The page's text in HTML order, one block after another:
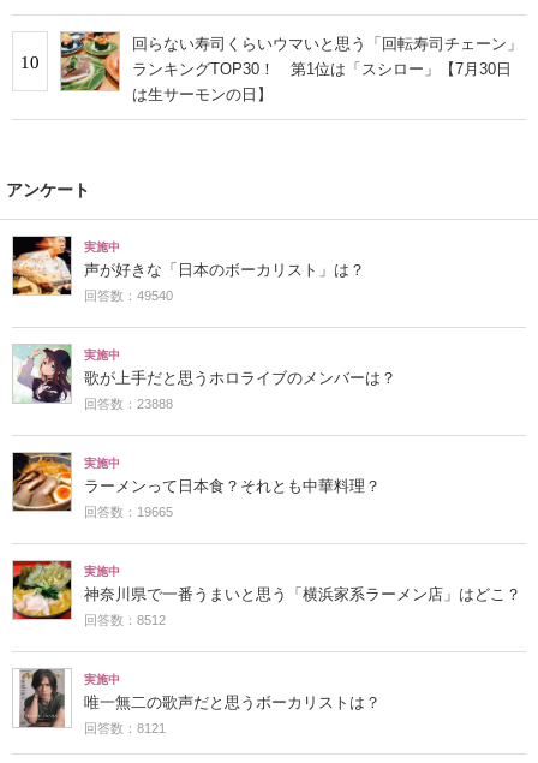
10
回らない寿司くらいウマいと思う「回転寿司チェーン」
ランキングTOP30！ 第1位は「スシロー」【7月30日
は生サーモンの日】
アンケート
実施中
声が好きな「日本のボーカリスト」は？
回答数：49540
実施中
歌が上手だと思うホロライブのメンバーは？
回答数：23888
実施中
ラーメンって日本食？それとも中華料理？
回答数：19665
実施中
神奈川県で一番うまいと思う「横浜家系ラーメン店」はどこ？
回答数：8512
実施中
唯一無二の歌声だと思うボーカリストは？
回答数：8121